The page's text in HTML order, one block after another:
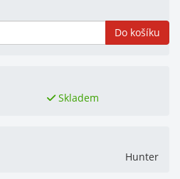
Do košíku
Skladem
Hunter